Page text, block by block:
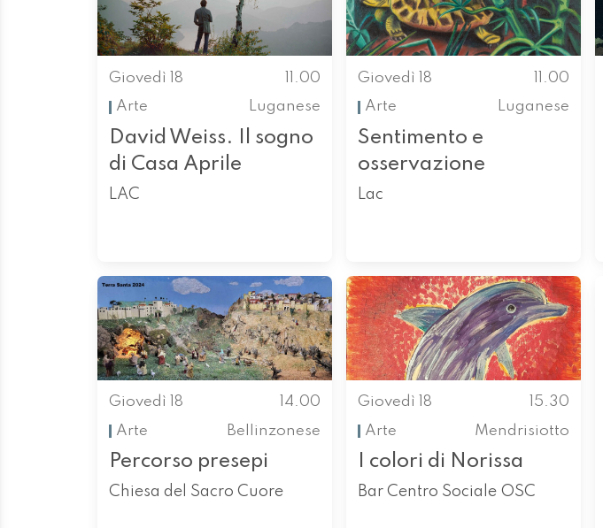
Giovedì 18
11.00
Arte
Luganese
David Weiss. Il sogno
di Casa Aprile
LAC
Giovedì 18
11.00
Arte
Luganese
Sentimento e
osservazione
Lac
Giovedì 18
14.00
Arte
Bellinzonese
Percorso presepi
Chiesa del Sacro Cuore
Giovedì 18
15.30
Arte
Mendrisiotto
I colori di Norissa
Bar Centro Sociale OSC